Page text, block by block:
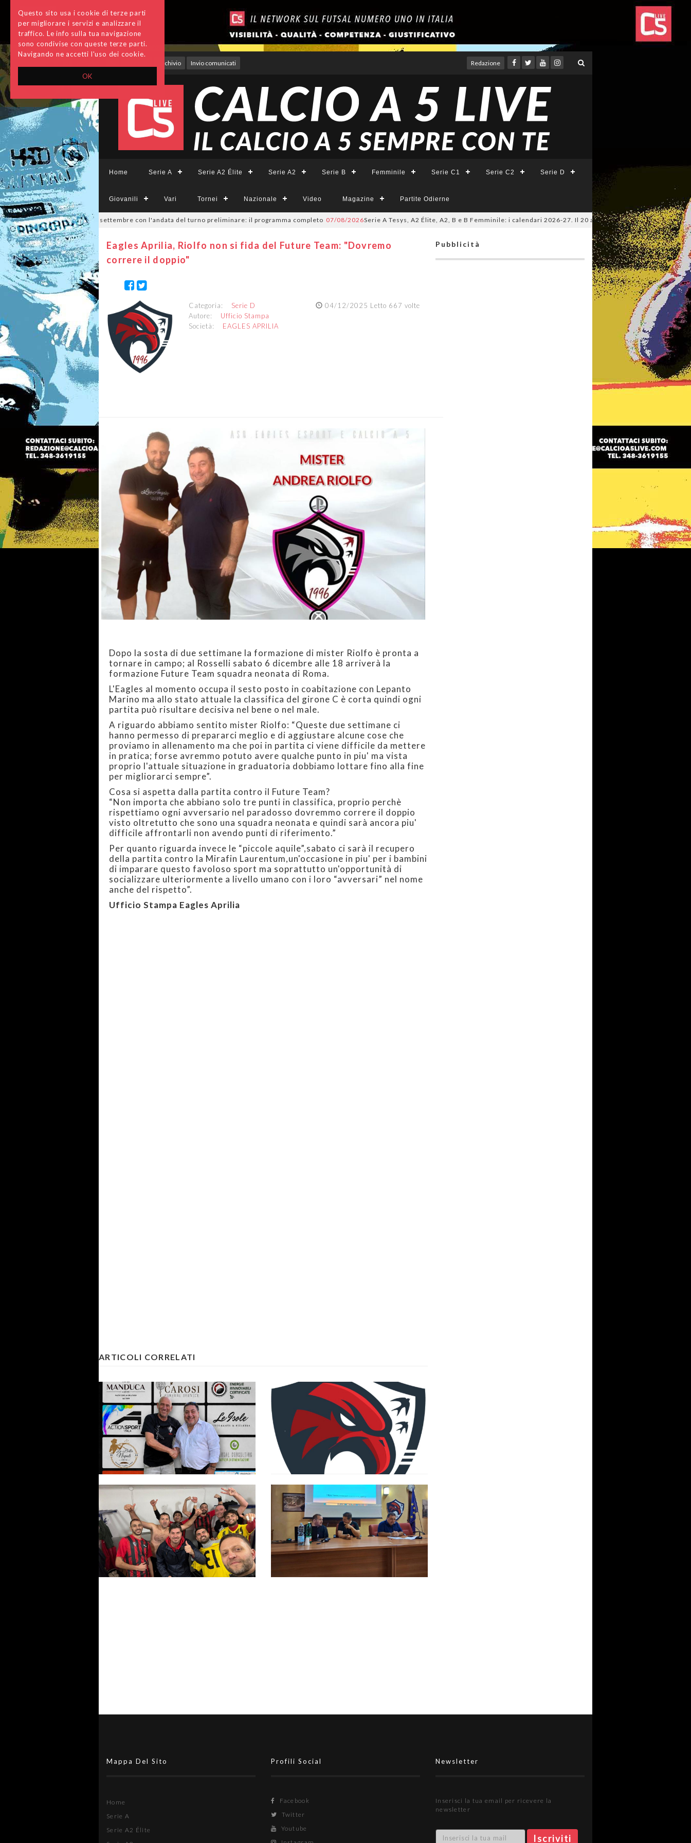
OK
Questo sito usa i cookie di terze parti
per migliorare i servizi e analizzare il
traffico. Le info sulla tua navigazione
sono condivise con queste terze parti.
Navigando ne accetti l'uso dei cookie.
Archivio Invio comunicati Redazione
Home Serie A Serie A2 Élite Serie A2 Serie B Femminile Serie C1 Serie C2 Serie D
Giovanili Vari Tornei Nazionale Video Magazine Partite Odierne
si parte il 19 settembre con l'andata del turno preliminare: il programma completo 07/08/2026Serie A Tesys, A2 Élite, A2, B e B Femminile: i calendari 2026-27. Il 20 agosto la presentazione della Serie A
Eagles Aprilia, Riolfo non si fida del Future Team: "Dovremo
correre il doppio"
04/12/2025 Letto 667 volte
Categoria: Serie D
Autore: Ufficio Stampa
Società: EAGLES APRILIA
Dopo la sosta di due settimane la formazione di mister Riolfo è pronta a
tornare in campo; al Rosselli sabato 6 dicembre alle 18 arriverà la
formazione Future Team squadra neonata di Roma.
L'Eagles al momento occupa il sesto posto in coabitazione con Lepanto
Marino ma allo stato attuale la classifica del girone C è corta quindi ogni
partita può risultare decisiva nel bene o nel male.
A riguardo abbiamo sentito mister Riolfo: “Queste due settimane ci
hanno permesso di prepararci meglio e di aggiustare alcune cose che
proviamo in allenamento ma che poi in partita ci viene difficile da mettere
in pratica; forse avremmo potuto avere qualche punto in piu' ma vista
proprio l'attuale situazione in graduatoria dobbiamo lottare fino alla fine
per migliorarci sempre”.
Cosa si aspetta dalla partita contro il Future Team?
“Non importa che abbiano solo tre punti in classifica, proprio perchè
rispettiamo ogni avversario nel paradosso dovremmo correre il doppio
visto oltretutto che sono una squadra neonata e quindi sarà ancora piu'
difficile affrontarli non avendo punti di riferimento.”
Per quanto riguarda invece le “piccole aquile”,sabato ci sarà il recupero
della partita contro la Mirafin Laurentum,un'occasione in piu' per i bambini
di imparare questo favoloso sport ma soprattutto un'opportunità di
socializzare ulteriormente a livello umano con i loro “avversari” nel nome
anche del rispetto”.
Ufficio Stampa Eagles Aprilia
ARTICOLI CORRELATI
#futsalmercato Eagles Aprilia, così
è deciso: panchina affidata a
Marcello Tarantino
Eagles Aprilia, ostacolo
Playground. Riolfo: “Dobbiamo
Pubblicità
Mappa Del Sito
Home
Serie A
Serie A2 Élite
Profili Social
Facebook
Twitter
Youtube
Newsletter
Inserisci la tua email per ricevere la
newsletter